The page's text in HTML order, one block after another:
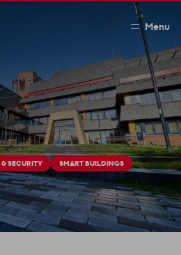
Menu
& SECURITY
SMART BUILDINGS